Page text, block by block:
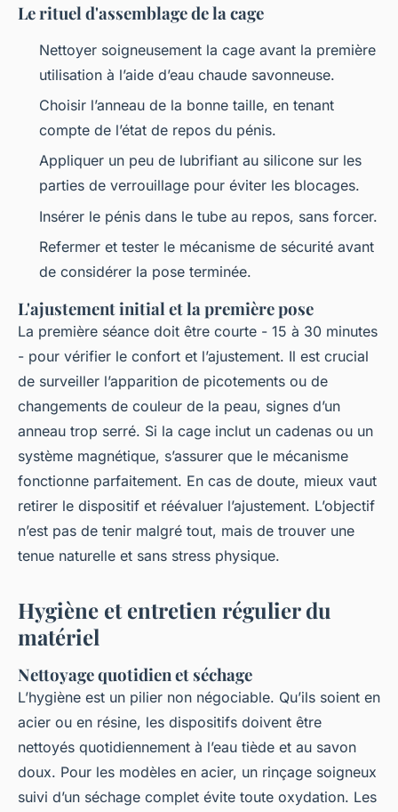
Le rituel d'assemblage de la cage
Nettoyer soigneusement la cage avant la première
utilisation à l’aide d’eau chaude savonneuse.
Choisir l’anneau de la bonne taille, en tenant
compte de l’état de repos du pénis.
Appliquer un peu de lubrifiant au silicone sur les
parties de verrouillage pour éviter les blocages.
Insérer le pénis dans le tube au repos, sans forcer.
Refermer et tester le mécanisme de sécurité avant
de considérer la pose terminée.
L'ajustement initial et la première pose
La première séance doit être courte - 15 à 30 minutes
- pour vérifier le confort et l’ajustement. Il est crucial
de surveiller l’apparition de picotements ou de
changements de couleur de la peau, signes d’un
anneau trop serré. Si la cage inclut un cadenas ou un
système magnétique, s’assurer que le mécanisme
fonctionne parfaitement. En cas de doute, mieux vaut
retirer le dispositif et réévaluer l’ajustement. L’objectif
n’est pas de tenir malgré tout, mais de trouver une
tenue naturelle et sans stress physique.
Hygiène et entretien régulier du
matériel
Nettoyage quotidien et séchage
L’hygiène est un pilier non négociable. Qu’ils soient en
acier ou en résine, les dispositifs doivent être
nettoyés quotidiennement à l’eau tiède et au savon
doux. Pour les modèles en acier, un rinçage soigneux
suivi d’un séchage complet évite toute oxydation. Les